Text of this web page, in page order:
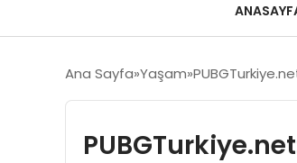
Ana Sayfa Yaşam